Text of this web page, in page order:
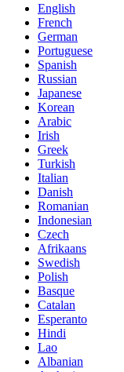
English
French
German
Portuguese
Spanish
Russian
Japanese
Korean
Arabic
Irish
Greek
Turkish
Italian
Danish
Romanian
Indonesian
Czech
Afrikaans
Swedish
Polish
Basque
Catalan
Esperanto
Hindi
Lao
Albanian